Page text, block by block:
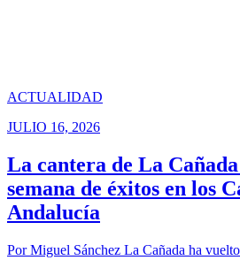
ACTUALIDAD
JULIO 16, 2026
La cantera de La
semana de éxitos en los
Andalucía
Por Miguel Sánchez La Cañada ha